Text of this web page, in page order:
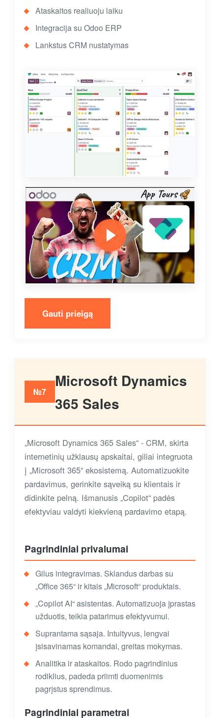
Ataskaitos realiuoju laiku
Integracija su Odoo ERP
Lankstus CRM nustatymas
Gauti prieigą
№7
Microsoft Dynamics
365 Sales
„Microsoft Dynamics 365 Sales“ - CRM, skirta
internetinių užklausų apskaitai, giliai integruota
į „Microsoft 365“ ekosistemą. Automatizuokite
pardavimus, gerinkite sąveiką su klientais ir
didinkite pelną. Išmanusis „Copilot“ padės
efektyviau valdyti kiekvieną pardavimo etapą.
Pagrindiniai privalumai
Gilus integravimas. Sklandus darbas su
„Office 365“ ir kitais „Microsoft“ produktais.
„Copilot AI“ asistentas. Automatizuoja įprastas
užduotis, teikia patarimus efektyvumui.
Suprantama sąsaja. Intuityvus, lengvai
įsisavinamas komandai, greitas mokymas.
Analitika ir ataskaitos. Rodo pagrindinius
rodiklius, padeda priimti duomenimis
pagrįstus sprendimus.
Pagrindiniai parametrai